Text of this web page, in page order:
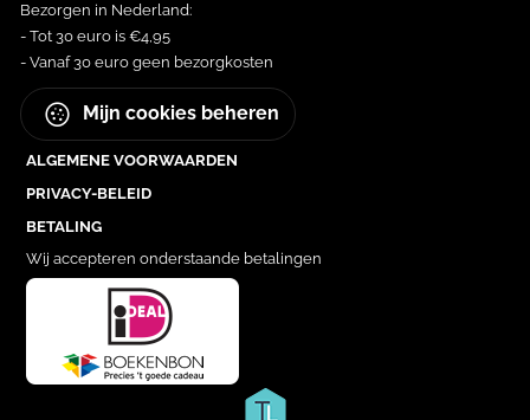
Bezorgen in Nederland:
- Tot 30 euro is €4,95
- Vanaf 30 euro geen bezorgkosten
Mijn cookies beheren
ALGEMENE VOORWAARDEN
PRIVACY-BELEID
BETALING
Wij accepteren onderstaande betalingen